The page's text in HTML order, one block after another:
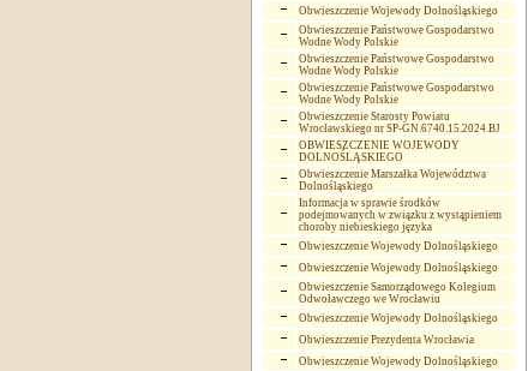
Obwieszczenie Wojewody Dolnośląskiego
Obwieszczenie Państwowe Gospodarstwo
Wodne Wody Polskie
Obwieszczenie Państwowe Gospodarstwo
Wodne Wody Polskie
Obwieszczenie Państwowe Gospodarstwo
Wodne Wody Polskie
Obwieszczenie Starosty Powiatu
Wrocławskiego nr SP-GN.6740.15.2024.BJ
OBWIESZCZENIE WOJEWODY
DOLNOŚLĄSKIEGO
Obwieszczenie Marszałka Województwa
Dolnośląskiego
Informacja w sprawie środków
podejmowanych w związku z wystąpieniem
choroby niebieskiego języka
Obwieszczenie Wojewody Dolnośląskiego
Obwieszczenie Wojewody Dolnośląskiego
Obwieszczenie Samorządowego Kolegium
Odwoławczego we Wrocławiu
Obwieszczenie Wojewody Dolnośląskiego
Obwieszczenie Prezydenta Wrocławia
Obwieszczenie Wojewody Dolnośląskiego